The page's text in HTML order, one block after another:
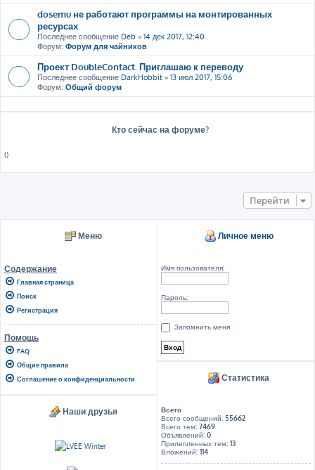
dosemu не работают программы на монтированных
ресурсах
Последнее сообщение Deb » 14 дек 2017, 12:40
Форум: Форум для чайников
Проект DoubleContact. Приглашаю к переводу
Последнее сообщение DarkHobbit » 13 июл 2017, 15:06
Форум: Общий форум
Кто сейчас на форуме?
()
Перейти
Меню
Содержание
Главная страница
Поиск
Регистрация
Помощь
FAQ
Общие правила
Соглашение о конфиденциальности
Наши друзья
Личное меню
Имя пользователя:
Пароль:
Запомнить меня
Статистика
Всего
Всего сообщений:55662
Всего тем:7469
Объявлений:0
Прилепленных тем:13
Вложений:114